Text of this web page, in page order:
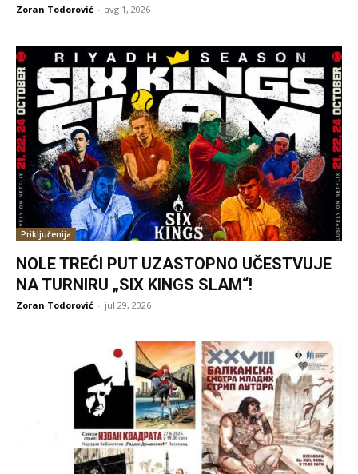
Zoran Todorović - avg 1, 2026
Priključenija
NOLE TREĆI PUT UZASTOPNO UČESTVUJE
NA TURNIRU „SIX KINGS SLAM“!
Zoran Todorović - jul 29, 2026